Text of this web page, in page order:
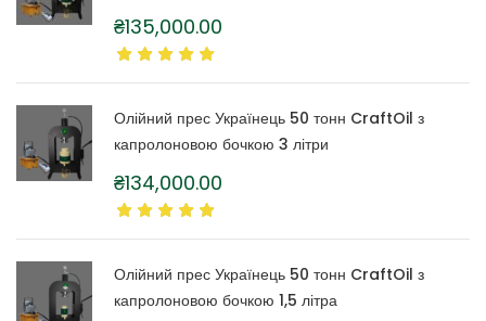
₴135,000.00
Олійний прес Українець 50 тонн CraftOil з
капролоновою бочкою 3 літри
₴134,000.00
Олійний прес Українець 50 тонн CraftOil з
капролоновою бочкою 1,5 літра